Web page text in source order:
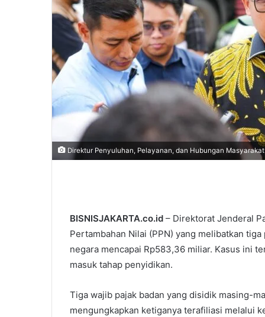
Direktur Penyuluhan, Pelayanan, dan Hubungan Masyarakat
BISNISJAKARTA.co.id – Direktorat Jenderal
Pertambahan Nilai (PPN) yang melibatkan
negara mencapai Rp583,36 miliar. Kasus ini
masuk tahap penyidikan.
Tiga wajib pajak badan yang disidik masing-
mengungkapkan ketiganya terafiliasi melalui